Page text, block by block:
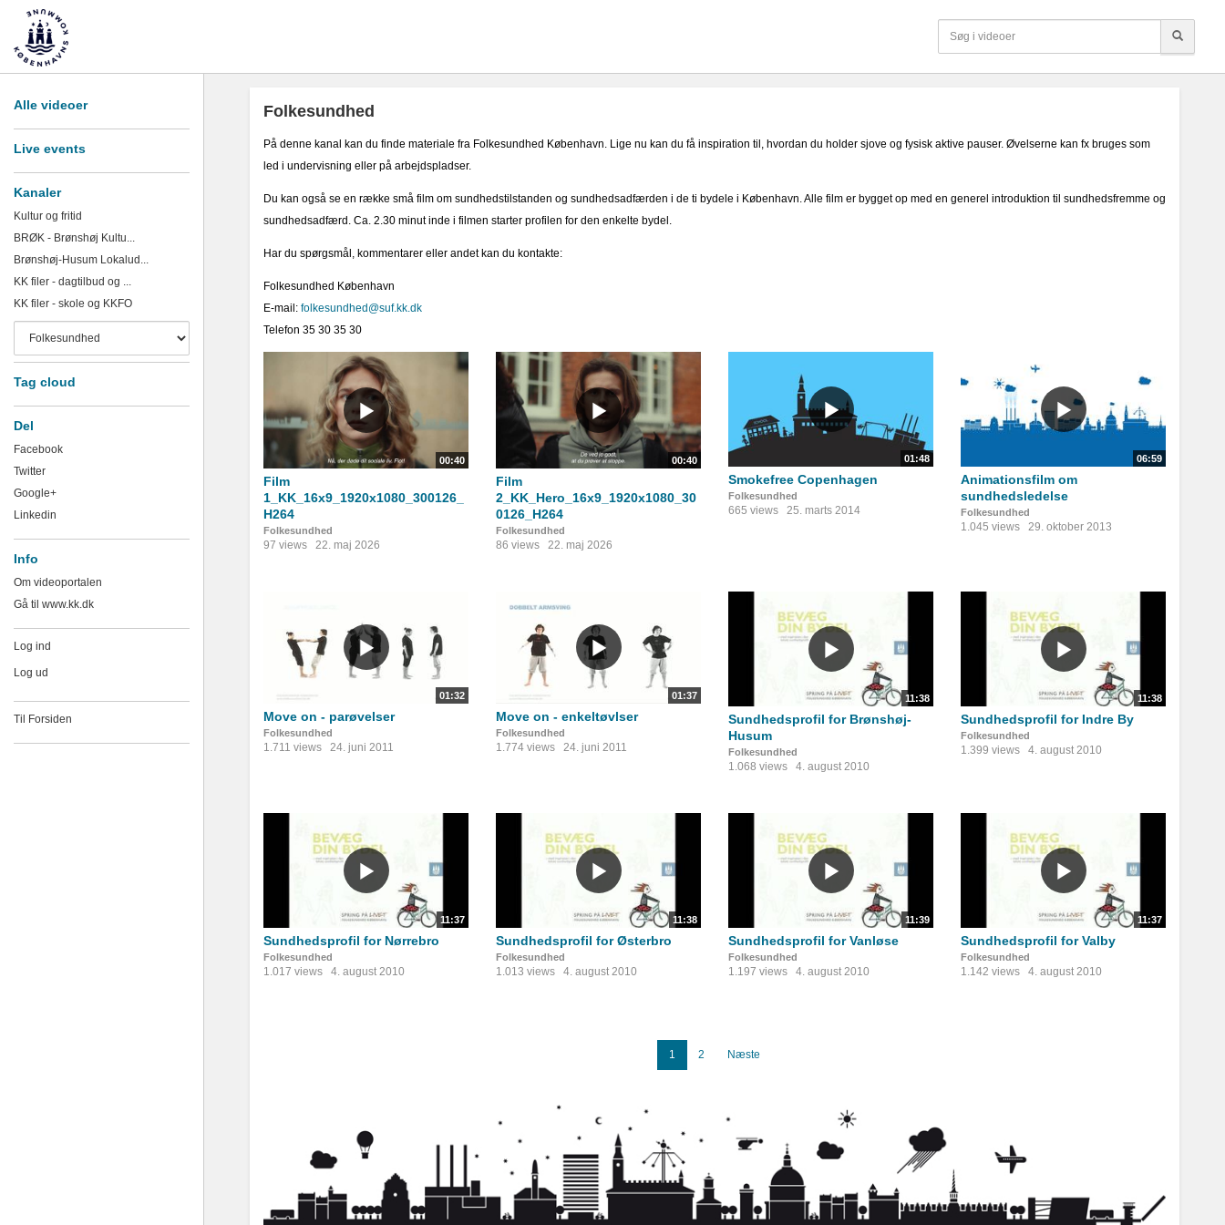
Alle videoer
Live events
Kanaler
Kultur og fritid
BRØK - Brønshøj Kultu...
Brønshøj-Husum Lokalud...
KK filer - dagtilbud og ...
KK filer - skole og KKFO
Tag cloud
Del
Facebook
Twitter
Google+
Linkedin
Info
Om videoportalen
Gå til www.kk.dk
Log ind
Log ud
Til Forsiden
Folkesundhed
På denne kanal kan du finde materiale fra Folkesundhed København. Lige nu kan du få inspiration til, hvordan du holder sjove og fysisk aktive pauser. Øvelserne kan fx bruges som
led i undervisning eller på arbejdspladser.
Du kan også se en række små film om sundhedstilstanden og sundhedsadfærden i de ti bydele i København. Alle film er bygget op med en generel introduktion til sundhedsfremme og
sundhedsadfærd. Ca. 2.30 minut inde i filmen starter profilen for den enkelte bydel.
Har du spørgsmål, kommentarer eller andet kan du kontakte:
Folkesundhed København
E-mail: folkesundhed@suf.kk.dk
Telefon 35 30 35 30
00:40
Film
1_KK_16x9_1920x1080_300126_
H264
Folkesundhed
97 views 22. maj 2026
00:40
Film
2_KK_Hero_16x9_1920x1080_30
0126_H264
Folkesundhed
86 views 22. maj 2026
01:48
Smokefree Copenhagen
Folkesundhed
665 views 25. marts 2014
06:59
Animationsfilm om
sundhedsledelse
Folkesundhed
1.045 views 29. oktober 2013
01:32
Move on - parøvelser
Folkesundhed
1.711 views 24. juni 2011
01:37
Move on - enkeltøvlser
Folkesundhed
1.774 views 24. juni 2011
11:38
Sundhedsprofil for Brønshøj-
Husum
Folkesundhed
1.068 views 4. august 2010
11:38
Sundhedsprofil for Indre By
Folkesundhed
1.399 views 4. august 2010
11:37
Sundhedsprofil for Nørrebro
Folkesundhed
1.017 views 4. august 2010
11:38
Sundhedsprofil for Østerbro
Folkesundhed
1.013 views 4. august 2010
11:39
Sundhedsprofil for Vanløse
Folkesundhed
1.197 views 4. august 2010
11:37
Sundhedsprofil for Valby
Folkesundhed
1.142 views 4. august 2010
1 2 Næste